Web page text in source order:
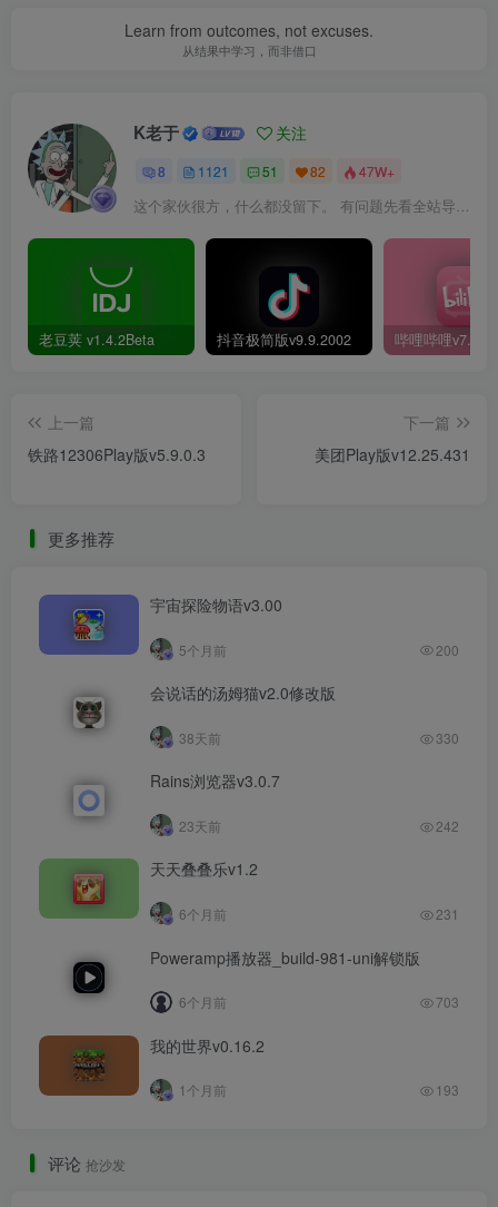
Learn from outcomes, not excuses.
从结果中学习，而非借口
K老于 关注
8 1121 51 82 47W+
这个家伙很方，什么都没留下。 有问题先看全站导航页，解决不了再@我！
老豆荚 v1.4.2Beta 抖音极简版v9.9.2002
上一篇
铁路12306Play版v5.9.0.3
下一篇
美团Play版v12.25.431
更多推荐
宇宙探险物语v3.00
5个月前 200
会说话的汤姆猫v2.0修改版
38天前 330
Rains浏览器v3.0.7
23天前 242
天天叠叠乐v1.2
6个月前 231
Poweramp播放器_build-981-uni解锁版
6个月前 703
我的世界v0.16.2
1个月前 193
评论 抢沙发